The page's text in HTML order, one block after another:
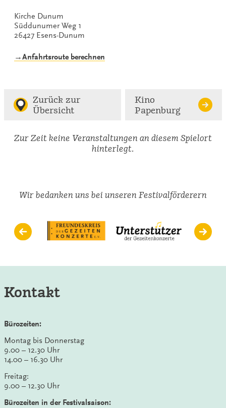
Kirche Dunum
Süddunumer Weg 1
26427 Esens-Dunum
→Anfahrtsroute berechnen
Zurück zur
Übersicht
Kino
Papenburg
Zur Zeit keine Veranstaltungen an diesem Spielort
hinterlegt.
Wir bedanken uns bei unseren Festivalförderern
Kontakt
Bürozeiten:
Montag bis Donnerstag
9.00 – 12.30 Uhr
14.00 – 16.30 Uhr
Freitag:
9.00 – 12.30 Uhr
Bürozeiten in der Festivalsaison: